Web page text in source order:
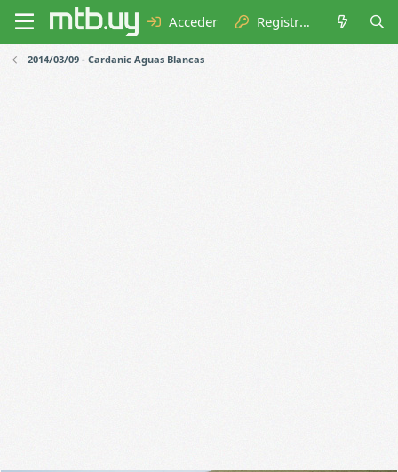
Acceder Registrarse
2014/03/09 - Cardanic Aguas Blancas